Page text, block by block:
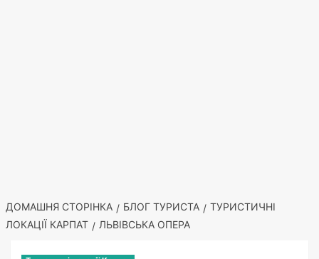
ДОМАШНЯ СТОРІНКА БЛОГ ТУРИСТА
ТУРИСТИЧНІ
ЛОКАЦІЇ КАРПАТ
ЛЬВІВСЬКА ОПЕРА